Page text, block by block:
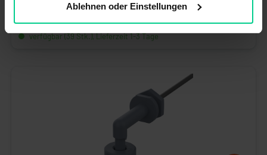
Ablehnen oder Einstellungen
Artikelnummer: 201820
verfügbar (39 Stk.), Lieferzeit 1-3 Tage